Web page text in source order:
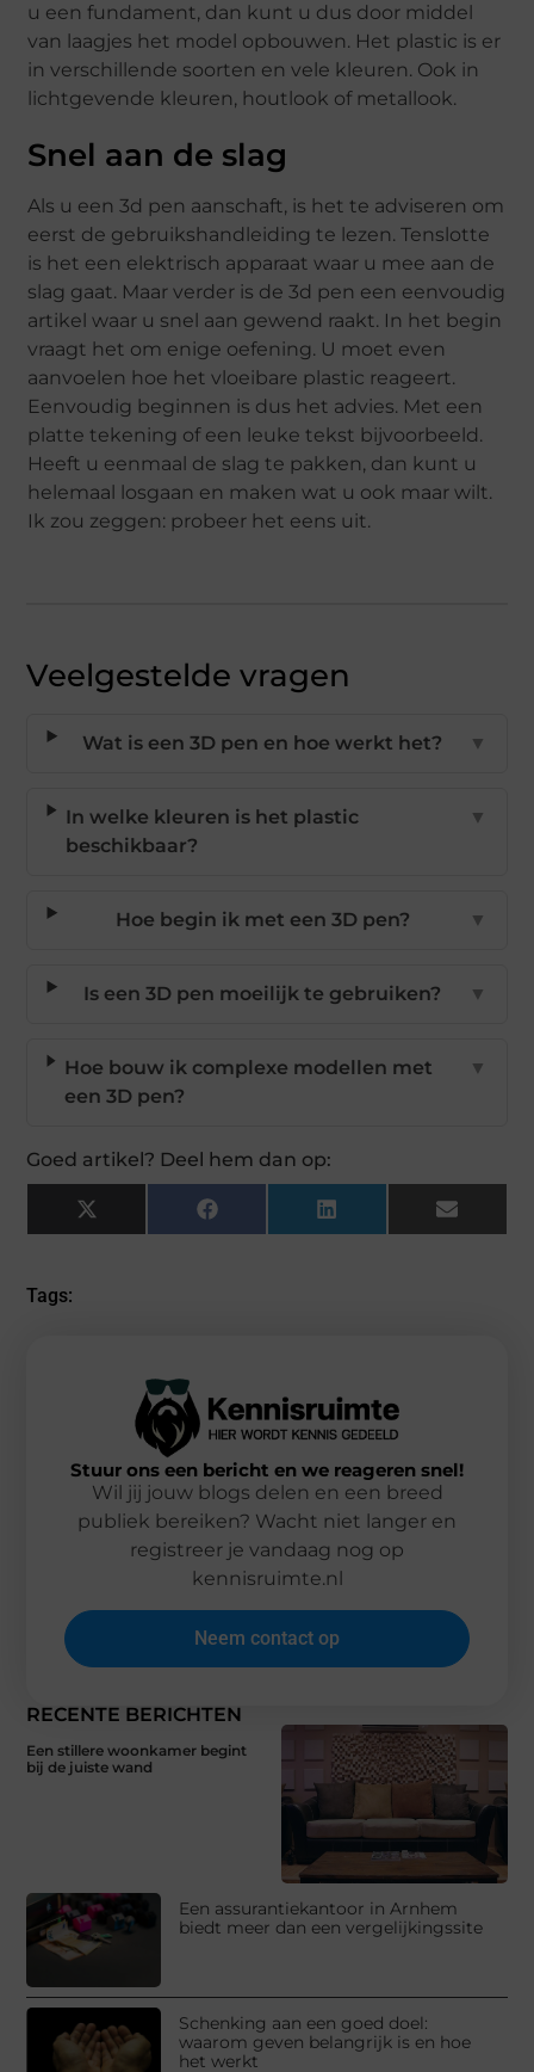
u een fundament, dan kunt u dus door middel
van laagjes het model opbouwen. Het plastic is er
in verschillende soorten en vele kleuren. Ook in
lichtgevende kleuren, houtlook of metallook.
Snel aan de slag
Als u een 3d pen aanschaft, is het te adviseren om
eerst de gebruikshandleiding te lezen. Tenslotte
is het een elektrisch apparaat waar u mee aan de
slag gaat. Maar verder is de 3d pen een eenvoudig
artikel waar u snel aan gewend raakt. In het begin
vraagt het om enige oefening. U moet even
aanvoelen hoe het vloeibare plastic reageert.
Eenvoudig beginnen is dus het advies. Met een
platte tekening of een leuke tekst bijvoorbeeld.
Heeft u eenmaal de slag te pakken, dan kunt u
helemaal losgaan en maken wat u ook maar wilt.
Ik zou zeggen: probeer het eens uit.
Veelgestelde vragen
Wat is een 3D pen en hoe werkt het? ▼
In welke kleuren is het plastic
beschikbaar?
▼
Hoe begin ik met een 3D pen? ▼
Is een 3D pen moeilijk te gebruiken? ▼
Hoe bouw ik complexe modellen met
een 3D pen?
▼
Goed artikel? Deel hem dan op:
X
(Twitter)
Facebook LinkedIn Email
Tags:
RECENTE BERICHTEN
Een stillere woonkamer begint
bij de juiste wand
Een assurantiekantoor in Arnhem
biedt meer dan een vergelijkingssite
Schenking aan een goed doel:
waarom geven belangrijk is en hoe
het werkt
Stuur ons een bericht en we reageren snel!
Wil jij jouw blogs delen en een breed
publiek bereiken? Wacht niet langer en
registreer je vandaag nog op
kennisruimte.nl
Neem contact op